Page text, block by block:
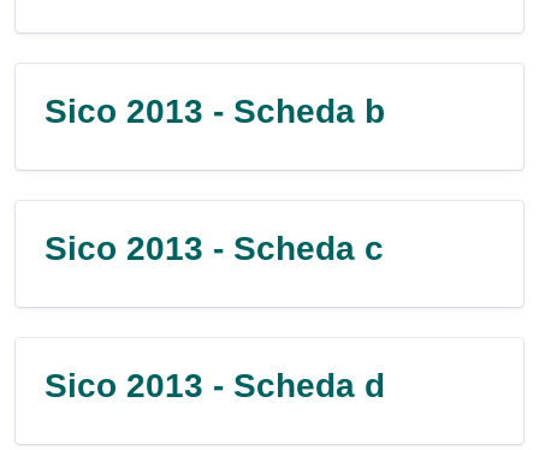
Sico 2013 - Scheda b
Sico 2013 - Scheda c
Sico 2013 - Scheda d